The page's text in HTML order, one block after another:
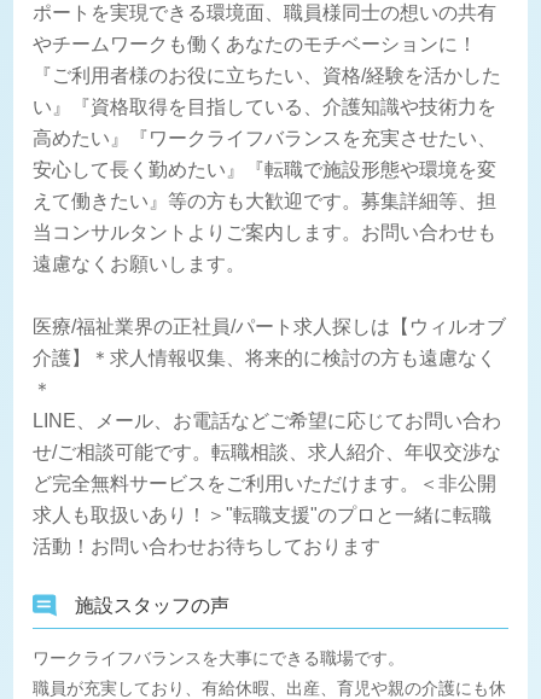
ポートを実現できる環境面、職員様同士の想いの共有
やチームワークも働くあなたのモチベーションに！
『ご利用者様のお役に立ちたい、資格/経験を活かした
い』『資格取得を目指している、介護知識や技術力を
高めたい』『ワークライフバランスを充実させたい、
安心して長く勤めたい』『転職で施設形態や環境を変
えて働きたい』等の方も大歓迎です。募集詳細等、担
当コンサルタントよりご案内します。お問い合わせも
遠慮なくお願いします。
医療/福祉業界の正社員/パート求人探しは【ウィルオブ
介護】＊求人情報収集、将来的に検討の方も遠慮なく
＊
LINE、メール、お電話などご希望に応じてお問い合わ
せ/ご相談可能です。転職相談、求人紹介、年収交渉な
ど完全無料サービスをご利用いただけます。＜非公開
求人も取扱いあり！＞"転職支援"のプロと一緒に転職
活動！お問い合わせお待ちしております
施設スタッフの声
ワークライフバランスを大事にできる職場です。
職員が充実しており、有給休暇、出産、育児や親の介護にも休